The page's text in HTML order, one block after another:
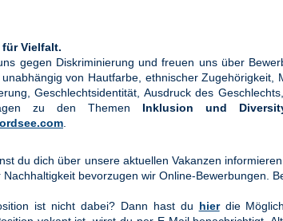
für Vielfalt.
gegen Diskriminierung und freuen uns über
von Hautfarbe, ethnischer Zugehörigkeit,
Geschlechtsidentität, Ausdruck des
zu den Themen Inklusion und
du dich über unsere aktuellen Vakanzen
bevorzugen wir Online-Bewerbungen.
ist nicht dabei? Dann hast du hierdie